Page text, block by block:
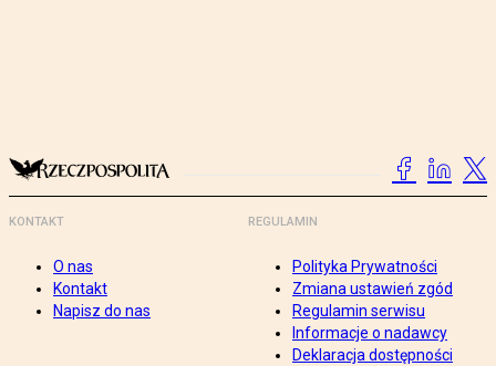
KONTAKT
O nas
Kontakt
Napisz do nas
REGULAMIN
Polityka Prywatności
Zmiana ustawień zgód
Regulamin serwisu
Informacje o nadawcy
Deklaracja dostępności